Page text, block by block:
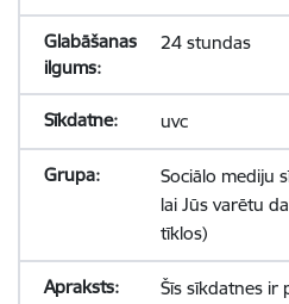
24 stundas
uvc
Sociālo mediju
lai Jūs varētu
tīklos)
Šīs sīkdatnes ir